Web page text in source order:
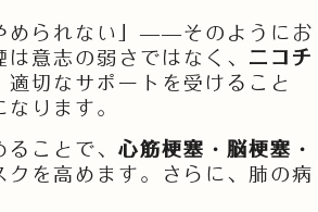
められない」——そのようにお
意志の弱さではなく、 ニコチ
適切なサポートを受けること
ります。
ことで、 心筋梗塞・脳梗塞・
クを高めます。さらに、肺の病